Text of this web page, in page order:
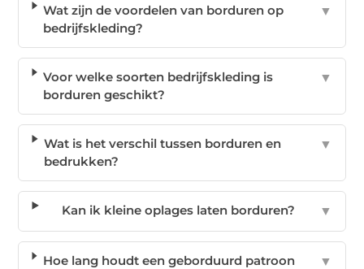
Wat zijn de voordelen van borduren op
bedrijfskleding?
▼
Voor welke soorten bedrijfskleding is
borduren geschikt?
▼
Wat is het verschil tussen borduren en
bedrukken?
▼
Kan ik kleine oplages laten borduren? ▼
Hoe lang houdt een geborduurd patroon ▼